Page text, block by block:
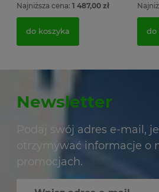
Najniższa cena: 1 487,00 zł
do koszyka do
Newsletter
Podaj swój adres e-mail,
otrzymywać informacje o
promocjach.